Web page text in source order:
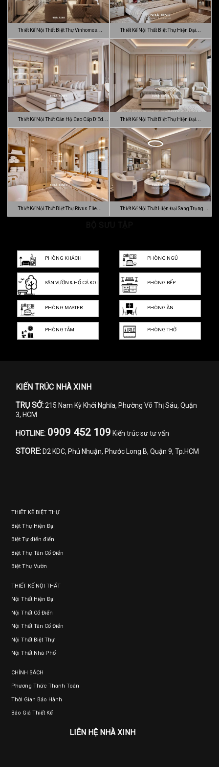
Thiết Kế Nội Thất Biệt Thự Vinhomes
Gran…
Thiết Kế Nội Thất Biệt Thự Hiện Đại
Sang…
Thiết Kế Nội Thất Căn Hộ Cao Cấp D’Edge
…
Thiết Kế Nội Thất Biệt Thự Hiện Đại
Luca…
Thiết Kế Nội Thất Biệt Thự Rivus Elie Thiết Kế Nội Thất Hiện Đại Sang Trọng
PHÒNG KHÁCH PHÒNG NGỦ
SÂN VƯỜN & HỒ CÁ KOI PHÒNG BẾP
PHÒNG MASTER PHÒNG ĂN
PHÒNG TẮM PHÒNG THỜ
KIẾN TRÚC NHÀ XINH
TRỤ SỞ: 215 Nam Kỳ Khởi Nghĩa, Phường Võ Thị Sáu, Quận
3, HCM
HOTLINE: 0909 452 109 Kiến trúc sư tư vấn
STORE: D2 KDC, Phú Nhuận, Phước Long B, Quận 9, Tp.HCM
THIẾT KẾ BIỆT THỰ
Biệt Thự Hiện Đại
Biệt Tự điển điển
Biệt Thự Tân Cổ Điển
Biệt Thự Vườn
THIẾT KẾ NỘI THẤT
Nội Thất Hiện Đại
Nội Thất Cổ Điển
Nội Thất Tân Cổ Điển
Nội Thất Biệt Thự
Nội Thất Nhà Phố
CHÍNH SÁCH
Phương Thức Thanh Toán
Thời Gian Bảo Hành
Báo Giá Thiết Kế
LIÊN HỆ NHÀ XINH